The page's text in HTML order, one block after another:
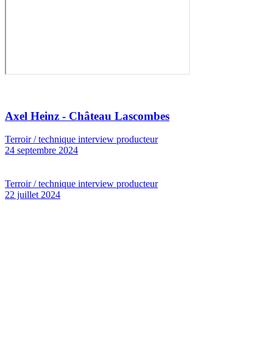
Axel Heinz - Château Lascombes
Terroir / technique interview producteur
24 septembre 2024
Terroir / technique interview producteur
22 juillet 2024